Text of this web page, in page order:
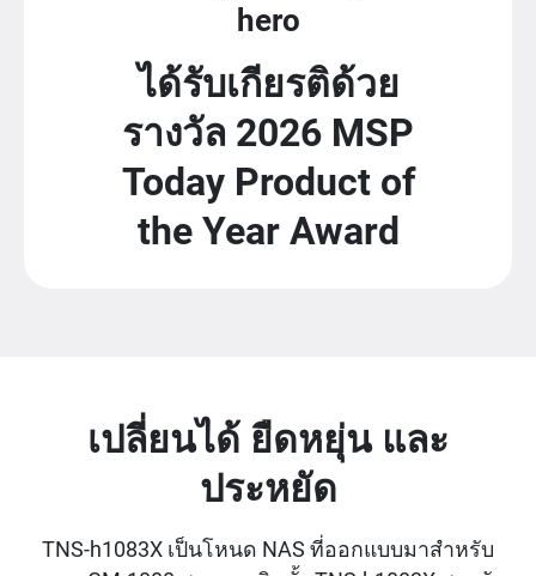
hero
ได้รับเกียรติด้วย
รางวัล 2026 MSP
Today Product of
the Year Award
เปลี่ยนได้ ยืดหยุ่น และ
ประหยัด
TNS-h1083X เป็นโหนด NAS ที่ออกแบบมาสำหรับ